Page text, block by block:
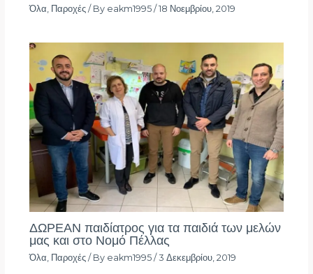
Όλα, Παροχές/ By eakm1995 / 18 Νοεμβρίου, 2019
ΔΩΡΕΑΝ παιδίατρος για τα παιδιά των μελών
μας και στο Νομό Πέλλας
Όλα, Παροχές/ By eakm1995 / 3 Δεκεμβρίου, 2019